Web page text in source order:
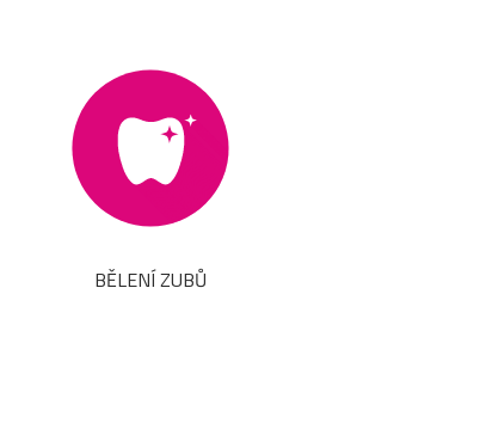
BĚLENÍ ZUBŮ